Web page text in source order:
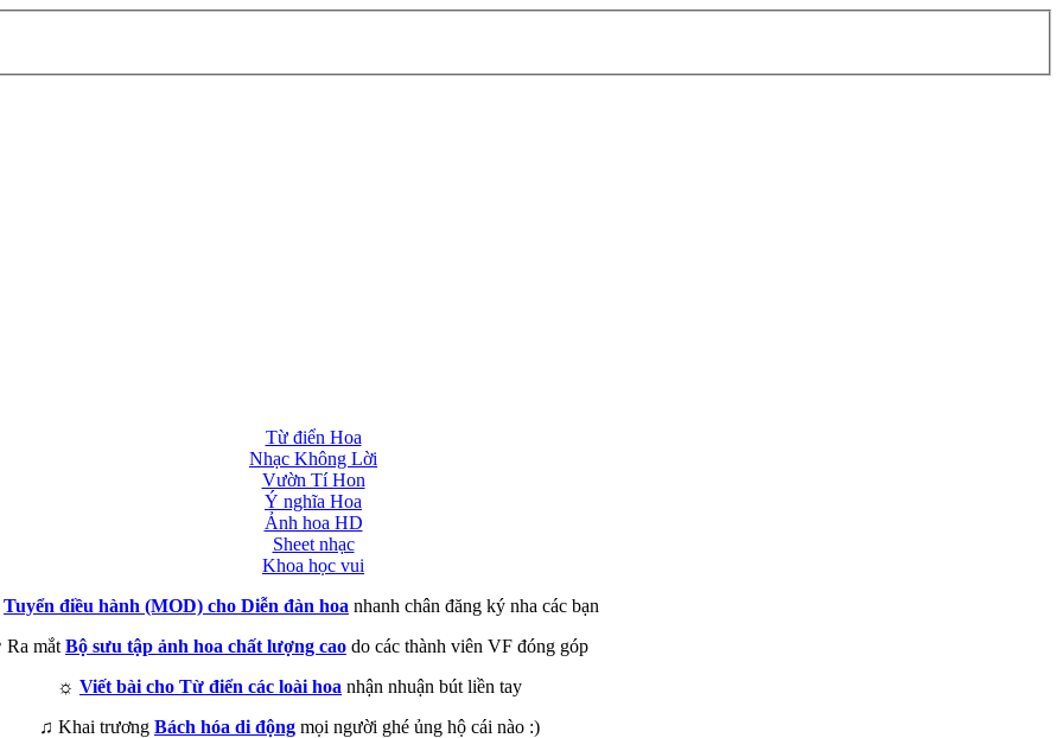
Từ điển Hoa
Nhạc Không Lời
Vườn Tí Hon
Ý nghĩa Hoa
Ảnh hoa HD
Sheet nhạc
Khoa học vui
Tuyển điều hành (MOD) cho Diễn đàn hoa nhanh chân đăng ký nha các bạn
Ra mắt Bộ sưu tập ảnh hoa chất lượng cao do các thành viên VF đóng góp
☼ Viết bài cho Từ điển các loài hoa nhận nhuận bút liền tay
♫ Khai trương Bách hóa di động mọi người ghé ủng hộ cái nào :)